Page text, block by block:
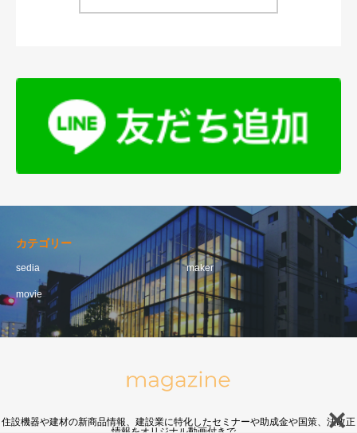
カテゴリー
sedia maker
movie
住設機器や建材の新商品情報、建設業に特化したセミナーや助成金や国策、法改正